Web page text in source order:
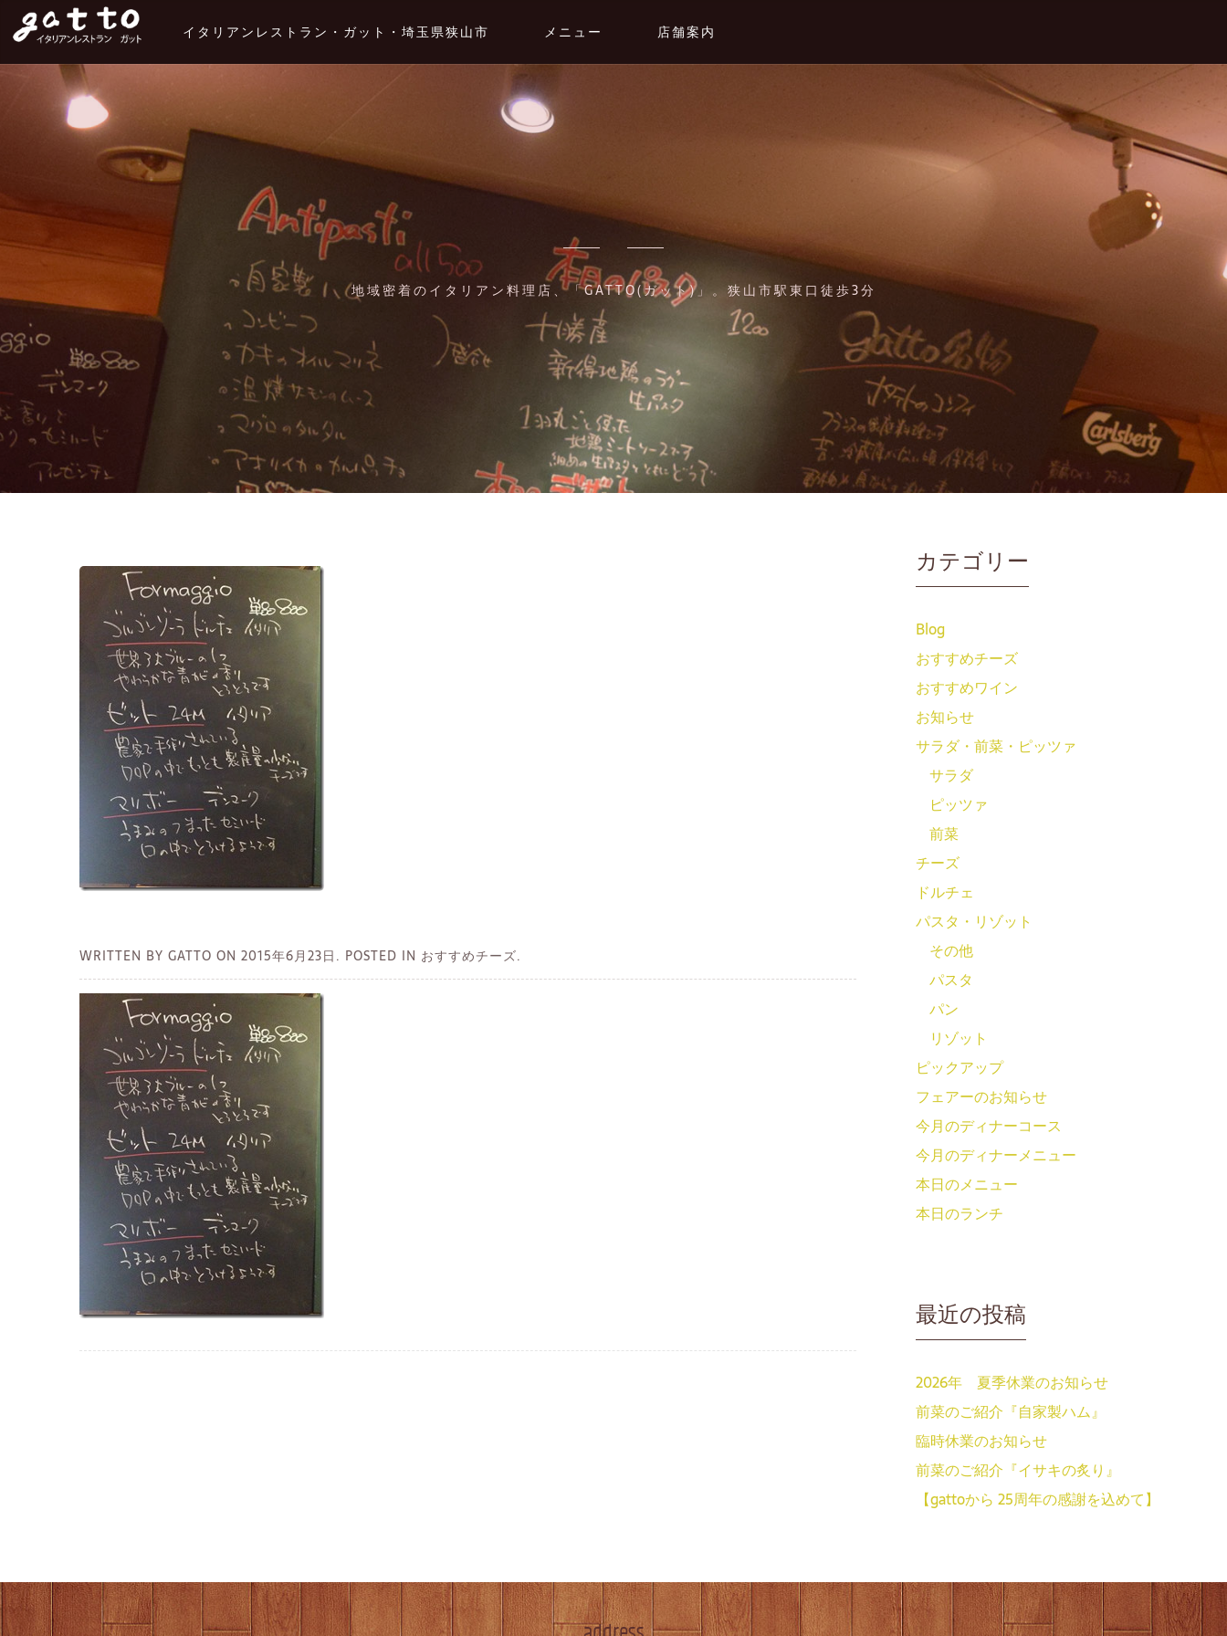
イタリアンレストラン・ガット・埼玉県狭山市 メニュー 店舗案内
地域密着のイタリアン料理店、「GATTO(ガット)」。狭山市駅東口徒歩3分
WRITTEN BY GATTO ON 2015年6月23日. POSTED IN おすすめチーズ.
カテゴリー
Blog
おすすめチーズ
おすすめワイン
お知らせ
サラダ・前菜・ピッツァ
サラダ
ピッツァ
前菜
チーズ
ドルチェ
パスタ・リゾット
その他
パスタ
パン
リゾット
ピックアップ
フェアーのお知らせ
今月のディナーコース
今月のディナーメニュー
本日のメニュー
本日のランチ
最近の投稿
2026年 夏季休業のお知らせ
前菜のご紹介『自家製ハム』
臨時休業のお知らせ
前菜のご紹介『イサキの炙り』
【gattoから 25周年の感謝を込めて】